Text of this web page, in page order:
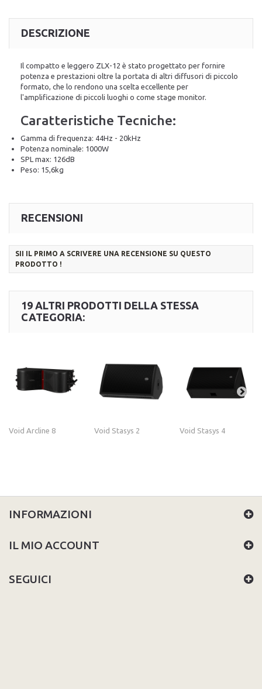
DESCRIZIONE
Il compatto e leggero ZLX-12 è stato progettato per fornire
potenza e prestazioni oltre la portata di altri diffusori di piccolo
formato, che lo rendono una scelta eccellente per
l'amplificazione di piccoli luoghi o come stage monitor.
Caratteristiche Tecniche:
Gamma di frequenza: 44Hz - 20kHz
Potenza nominale: 1000W
SPL max: 126dB
Peso: 15,6kg
RECENSIONI
SII IL PRIMO A SCRIVERE UNA RECENSIONE SU QUESTO
PRODOTTO !
19 ALTRI PRODOTTI DELLA STESSA
CATEGORIA:
Void Arcline 8 Void Stasys 2 Void Stasys 4
INFORMAZIONI
IL MIO ACCOUNT
SEGUICI